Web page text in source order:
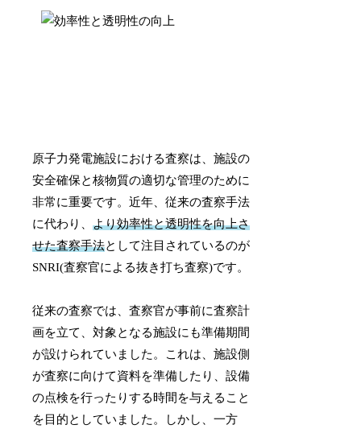
原子力発電施設における査察は、施設の
安全確保と核物質の適切な管理のために
非常に重要です。近年、従来の査察手法
に代わり、より効率性と透明性を向上さ
せた査察手法として注目されているのが
SNRI(査察官による抜き打ち査察)です。
従来の査察では、査察官が事前に査察計
画を立て、対象となる施設にも準備期間
が設けられていました。これは、施設側
が査察に向けて資料を準備したり、設備
の点検を行ったりする時間を与えること
を目的としていました。しかし、一方